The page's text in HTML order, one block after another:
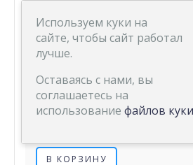
бриллиантовым
В КОРЗИНУ
Используем куки на
сайте, чтобы сайт работал
лучше.
Оставаясь с нами, вы
соглашаетесь на
использование файлов